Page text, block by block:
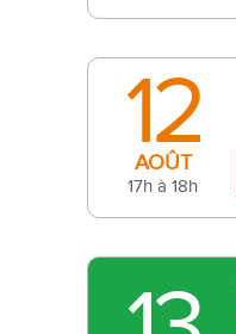
12
AOÛT
17h à 18h